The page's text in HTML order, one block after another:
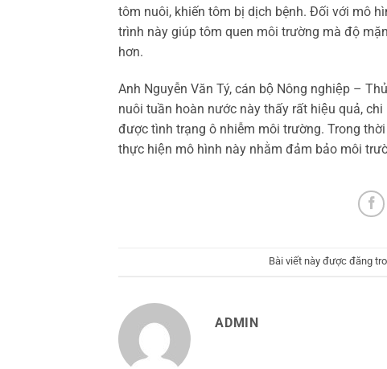
tôm nuôi, khiến tôm bị dịch bệnh. Đối với mô
trình này giúp tôm quen môi trường mà độ
hơn.
Anh Nguyễn Văn Tý, cán bộ Nông nghiệp –
nuôi tuần hoàn nước này thấy rất hiệu quả,
được tình trạng ô nhiễm môi trường. Trong
thực hiện mô hình này nhằm đảm bảo môi
Bài viết này được đăng
ADMIN